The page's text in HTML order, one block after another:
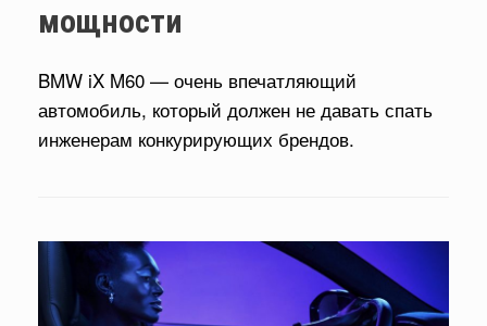
мощности
BMW iX M60 — очень впечатляющий
автомобиль, который должен не давать спать
инженерам конкурирующих брендов.